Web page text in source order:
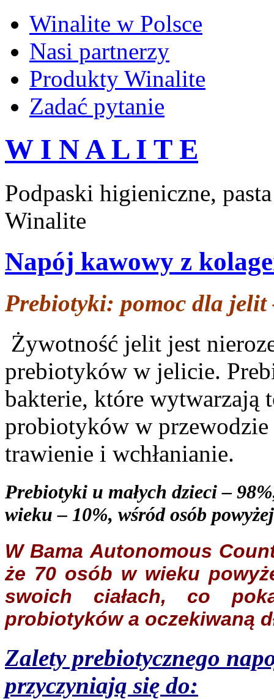
Winalite w Polsce
Nasi partnerzy
Produkty Winalite
Zadać pytanie
W I N A L I T E
Podpaski higieniczne,
Winalite
Napój kawowy z
Prebiotyki: pomoc dla jelit
Żywotność jelit jest
prebiotyków w jelicie.
bakterie, które wytwarzają
probiotyków w
trawienie i wchłanianie.
Prebiotyki u małych dzieci –
wieku – 10%, wśród osób
W Bama Autonomous
że 70 osób w wieku
swoich ciałach, co
probiotyków a oczekiwaną
Zalety prebiotycznego
przyczyniają się do: